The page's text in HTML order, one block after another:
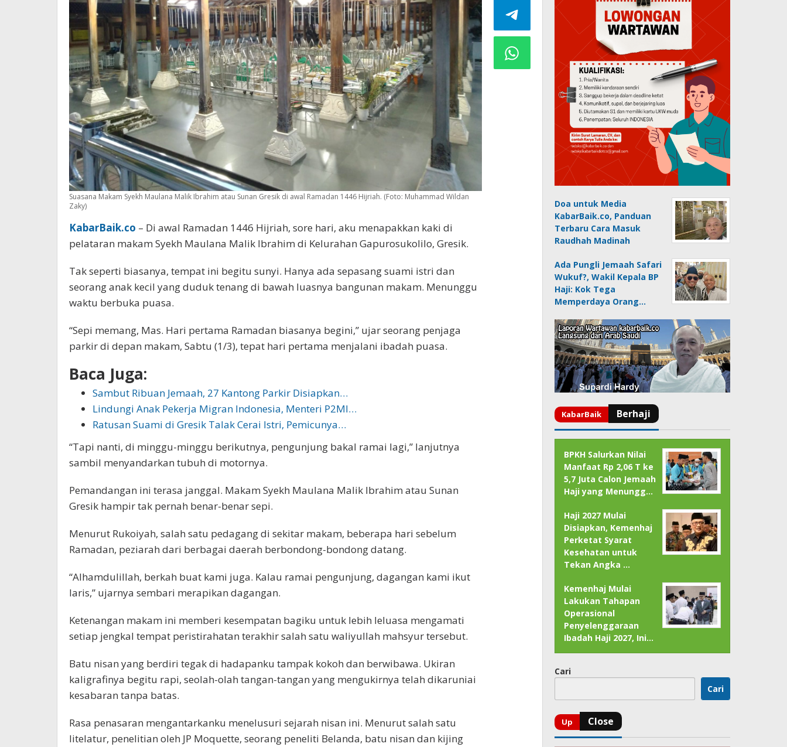
Suasana Makam Syekh Maulana Malik Ibrahim atau Sunan Gresik di awal Ramadan 1446 Hijriah. (Foto: Muhammad Wildan
Zaky)
KabarBaik.co – Di awal Ramadan 1446 Hijriah, sore hari, aku menapakkan kaki di
pelataran makam Syekh Maulana Malik Ibrahim di Kelurahan Gapurosukolilo, Gresik.
Tak seperti biasanya, tempat ini begitu sunyi. Hanya ada sepasang suami istri dan
seorang anak kecil yang duduk tenang di bawah luasnya bangunan makam. Menunggu
waktu berbuka puasa.
“Sepi memang, Mas. Hari pertama Ramadan biasanya begini,” ujar seorang penjaga
parkir di depan makam, Sabtu (1/3), tepat hari pertama menjalani ibadah puasa.
Baca Juga:
Sambut Ribuan Jemaah, 27 Kantong Parkir Disiapkan…
Lindungi Anak Pekerja Migran Indonesia, Menteri P2MI…
Ratusan Suami di Gresik Talak Cerai Istri, Pemicunya…
“Tapi nanti, di minggu-minggu berikutnya, pengunjung bakal ramai lagi,” lanjutnya
sambil menyandarkan tubuh di motornya.
Pemandangan ini terasa janggal. Makam Syekh Maulana Malik Ibrahim atau Sunan
Gresik hampir tak pernah benar-benar sepi.
Menurut Rukoiyah, salah satu pedagang di sekitar makam, beberapa hari sebelum
Ramadan, peziarah dari berbagai daerah berbondong-bondong datang.
“Alhamdulillah, berkah buat kami juga. Kalau ramai pengunjung, dagangan kami ikut
laris,” ujarnya sembari merapikan dagangan.
Ketenangan makam ini memberi kesempatan bagiku untuk lebih leluasa mengamati
setiap jengkal tempat peristirahatan terakhir salah satu waliyullah mahsyur tersebut.
Batu nisan yang berdiri tegak di hadapanku tampak kokoh dan berwibawa. Ukiran
kaligrafinya begitu rapi, seolah-olah tangan-tangan yang mengukirnya telah dikaruniai
kesabaran tanpa batas.
Rasa penasaran mengantarkanku menelusuri sejarah nisan ini. Menurut salah satu
litelatur, penelitian oleh JP Moquette, seorang peneliti Belanda, batu nisan dan kijing
Doa untuk Media
KabarBaik.co, Panduan
Terbaru Cara Masuk
Raudhah Madinah
Ada Pungli Jemaah Safari
Wukuf?, Wakil Kepala BP
Haji: Kok Tega
Memperdaya Orang…
BPKH Salurkan Nilai
Manfaat Rp 2,06 T ke
5,7 Juta Calon Jemaah
Haji yang Menungg…
Haji 2027 Mulai
Disiapkan, Kemenhaj
Perketat Syarat
Kesehatan untuk
Tekan Angka …
Kemenhaj Mulai
Lakukan Tahapan
Operasional
Penyelenggaraan
Ibadah Haji 2027, Ini…
Cari
Cari